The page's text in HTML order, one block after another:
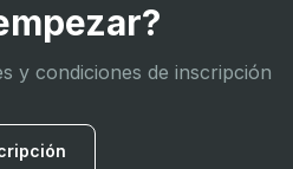
y condiciones de inscripción